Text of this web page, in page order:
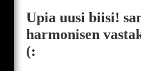
Upia uusi biisi!
harmonisen
(: